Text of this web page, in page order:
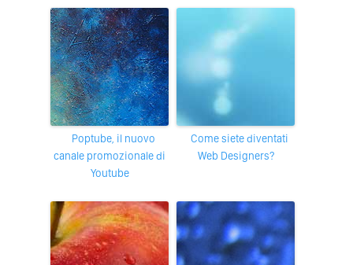
Poptube, il nuovo
canale promozionale di
Youtube
Come siete diventati
Web Designers?